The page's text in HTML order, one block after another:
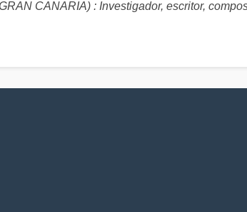
CANARIA) : Investigador, escritor,